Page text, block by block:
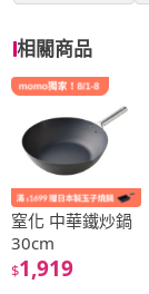
相關商品
窒化 中華鐵炒鍋
30cm
$1,919